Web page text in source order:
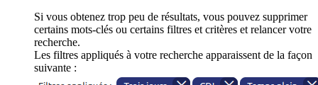
Si vous obtenez trop peu de résultats, vous pouvez supprimer
certains mots-clés ou certains filtres et critères et relancer votre
recherche.
Les filtres appliqués à votre recherche apparaissent de la façon
suivante :